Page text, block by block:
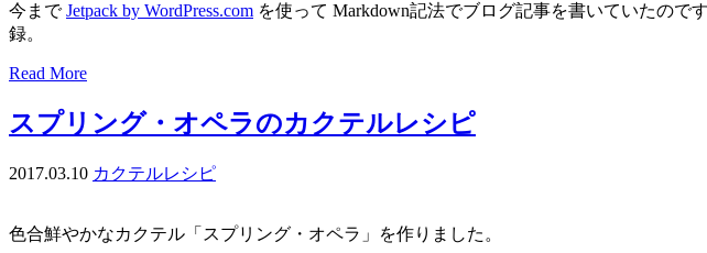
今までJetpack by WordPress.com を使って Markdown記法でブログ記事を書いていたので
録。
Read More
スプリング・オペラのカクテルレシピ
2017.03.10 カクテルレシピ
色合鮮やかなカクテル「スプリング・オペラ」を作りました。